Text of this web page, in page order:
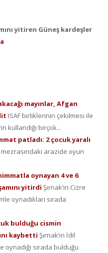
yitiren Güneş kardeşler
mayınlar, Afgan
ISAF birliklerinin çekilmesi ile
kullandığı birçok...
patladı: 2 çocuk yaralı
arazide oyun
oynayan 4 ve 6
yitirdi Şırnak’ın Cizre
oynadıkları sırada
bulduğu cismin
kaybetti Şırnak’ın İdil
sırada bulduğu